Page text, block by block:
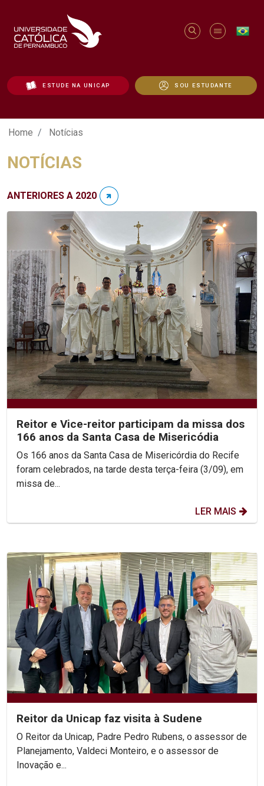
ESTUDE NA UNICAP SOU ESTUDANTE
Notícias - Unicap
Home Notícias
NOTÍCIAS
ANTERIORES A 2020
Reitor e Vice-reitor participam da missa dos
166 anos da Santa Casa de Misericódia
Os 166 anos da Santa Casa de Misericórdia do Recife
foram celebrados, na tarde desta terça-feira (3/09), em
missa de...
LER MAIS
Reitor da Unicap faz visita à Sudene
O Reitor da Unicap, Padre Pedro Rubens, o assessor de
Planejamento, Valdeci Monteiro, e o assessor de
Inovação e...